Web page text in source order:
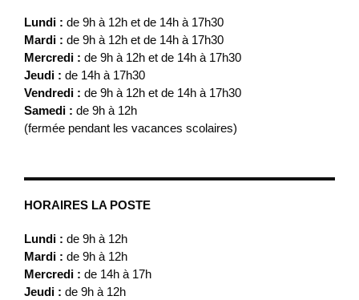
Lundi : de 9h à 12h et de 14h à 17h30
Mardi : de 9h à 12h et de 14h à 17h30
Mercredi : de 9h à 12h et de 14h à 17h30
Jeudi : de 14h à 17h30
Vendredi : de 9h à 12h et de 14h à 17h30
Samedi : de 9h à 12h
(fermée pendant les vacances scolaires)
HORAIRES LA POSTE
Lundi : de 9h à 12h
Mardi : de 9h à 12h
Mercredi : de 14h à 17h
Jeudi : de 9h à 12h